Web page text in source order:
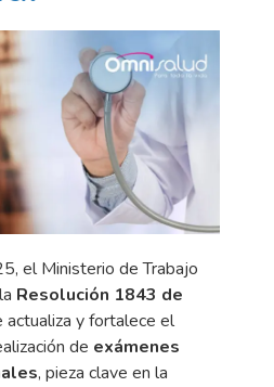
el Ministerio de Trabajo
Resolución 1843 de
actualiza y fortalece el
de exámenes
, pieza clave en la